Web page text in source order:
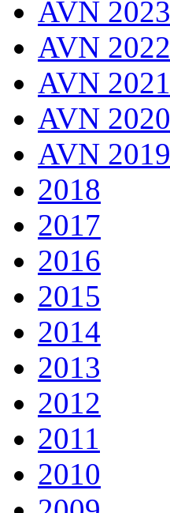
AVN 2023
AVN 2022
AVN 2021
AVN 2020
AVN 2019
2018
2017
2016
2015
2014
2013
2012
2011
2010